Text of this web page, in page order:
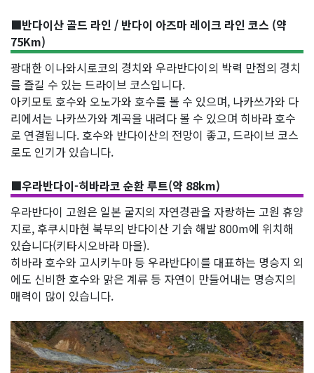
■반다이산 골드 라인 / 반다이 아즈마 레이크 라인 코스 (약
75Km)
광대한 이나와시로코의 경치와 우라반다이의 박력 만점의 경치
를 즐길 수 있는 드라이브 코스입니다.
아키모토 호수와 오노가와 호수를 볼 수 있으며, 나카쓰가와 다
리에서는 나카쓰가와 계곡을 내려다 볼 수 있으며 히바라 호수
로 연결됩니다. 호수와 반다이산의 전망이 좋고, 드라이브 코스
로도 인기가 있습니다.
■우라반다이-히바라코 순환 루트(약 88km)
우라반다이 고원은 일본 굴지의 자연경관을 자랑하는 고원 휴양
지로, 후쿠시마현 북부의 반다이산 기슭 해발 800m에 위치해
있습니다(키타시오바라 마을).
히바라 호수와 고시키누마 등 우라반다이를 대표하는 명승지 외
에도 신비한 호수와 맑은 계류 등 자연이 만들어내는 명승지의
매력이 많이 있습니다.